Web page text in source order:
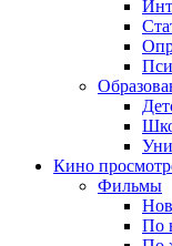
Кино
Фильмы
По